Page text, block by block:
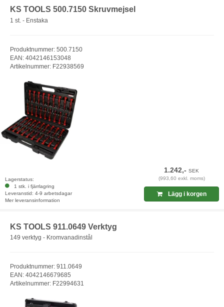
KS TOOLS 500.7150 Skruvmejsel
1 st. - Enstaka
Produktnummer: 500.7150
EAN: 4042146153048
Artikelnummer: F22938569
Lagerstatus:
1 stk. i fjärrlagring
Leveranstid: 4-9 arbetsdagar
Mer leveransinformation
1.242,-SEK
(993,60 exkl. moms)
Lägg i korgen
KS TOOLS 911.0649 Verktyg
149 verktyg - Kromvanadinstål
Produktnummer: 911.0649
EAN: 4042146679685
Artikelnummer: F22994631